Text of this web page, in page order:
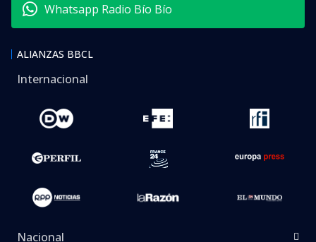
Whatsapp Radio Bío Bío
ALIANZAS BBCL
Internacional
Nacional